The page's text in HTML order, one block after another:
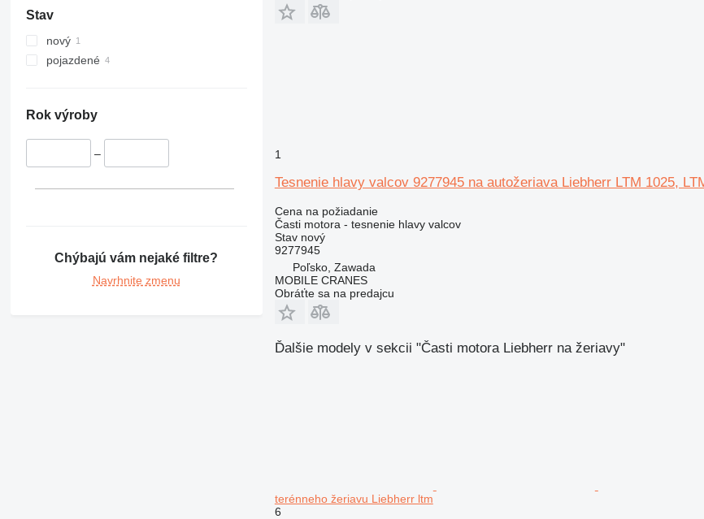
Stav
nový
pojazdené
Rok výroby
–
Chýbajú vám nejaké filtre?
Navrhnite zmenu
1
Tesnenie hlavy valcov 9277945 na autožeriava Liebherr LTM 1025,
Cena na požiadanie
Časti motora - tesnenie hlavy valcov
Stavnový
9277945
Poľsko, Zawada
MOBILE CRANES
Obráťte sa na predajcu
Ďalšie modely v sekcii "Časti motora Liebherr na žeriavy"
terénneho žeriavu Liebherr ltm
6